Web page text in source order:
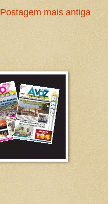
Postagem mais antiga